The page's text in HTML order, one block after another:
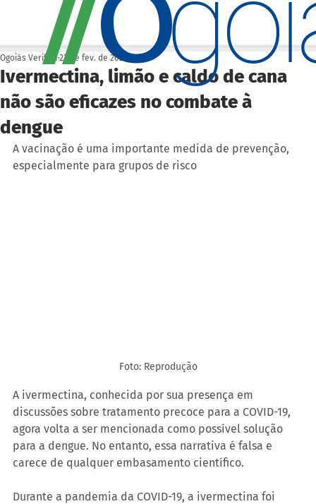
Ivermectina, limão e caldo de cana
não são eficazes no combate à
dengue
Ogoiás Verifica23 de fev. de 2024
A vacinação é uma importante medida de prevenção,
especialmente para grupos de risco
Foto: Reprodução
A ivermectina, conhecida por sua presença em
discussões sobre tratamento precoce para a COVID-19,
agora volta a ser mencionada como possível solução
para a dengue. No entanto, essa narrativa é falsa e
carece de qualquer embasamento científico.
Durante a pandemia da COVID-19, a ivermectina foi